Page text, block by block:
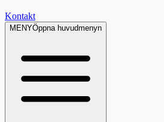
Kontakt
MENYÖppna huvudmenyn